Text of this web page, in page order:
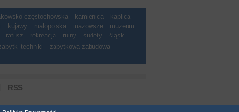
częstochowska kamienica
kaplica
kujawy małopolska mazowsze
muzeum
ratusz rekreacja ruiny sudety śląsk
techniki
zabytkowa zabudowa
RSS